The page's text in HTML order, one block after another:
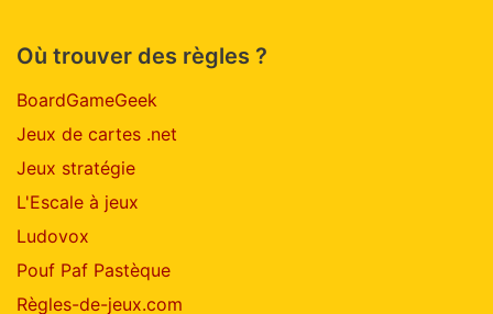
Où trouver des règles ?
BoardGameGeek
Jeux de cartes .net
Jeux stratégie
L'Escale à jeux
Ludovox
Pouf Paf Pastèque
Règles-de-jeux.com